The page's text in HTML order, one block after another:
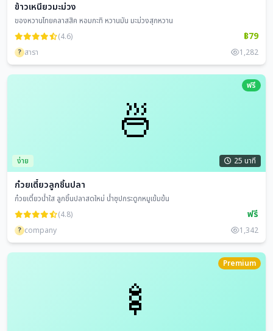
ข้าวเหนียวมะม่วง
ของหวานไทยคลาสสิค หอมกะทิ หวานมัน มะม่วงสุกหวาน
(4.6)
฿79
? สารา 1,282
🍜
ฟรี
25 นาที
ง่าย
ก๋วยเตี๋ยวลูกชิ้นปลา
ก๋วยเตี๋ยวน้ำใส ลูกชิ้นปลาสดใหม่ น้ำซุปกระดูกหมูเข้มข้น
(4.8)
ฟรี
? company 1,342
🍢
Premium